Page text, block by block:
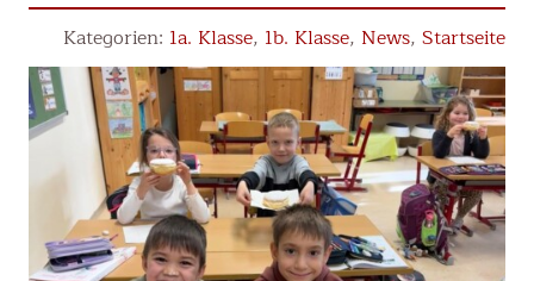
1a. Klasse, 1b. Klasse, News, Startseite